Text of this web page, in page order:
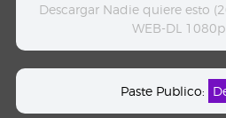
Descargar Nadie quiere esto
WEB-DL
Paste Publico: